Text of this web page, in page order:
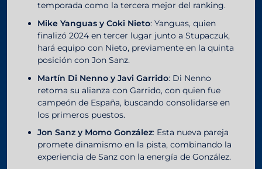
temporada como la tercera mejor del ranking.
Mike Yanguas y Coki Nieto: Yanguas, quien
finalizó 2024 en tercer lugar junto a Stupaczuk,
hará equipo con Nieto, previamente en la quinta
posición con Jon Sanz.
Martín Di Nenno y Javi Garrido: Di Nenno
retoma su alianza con Garrido, con quien fue
campeón de España, buscando consolidarse en
los primeros puestos.
Jon Sanz y Momo González: Esta nueva pareja
promete dinamismo en la pista, combinando la
experiencia de Sanz con la energía de González.